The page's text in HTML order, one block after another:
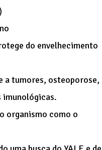
do envelhecimento
a tumores, osteoporose,
imunológicas.
organismo como o